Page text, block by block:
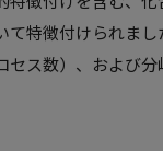
特徴付けられま
ス数）、および